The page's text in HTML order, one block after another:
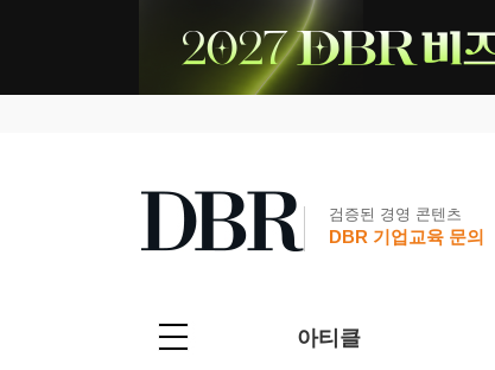
검증된 경영 콘텐츠
DBR 기업교육 문의
아티클